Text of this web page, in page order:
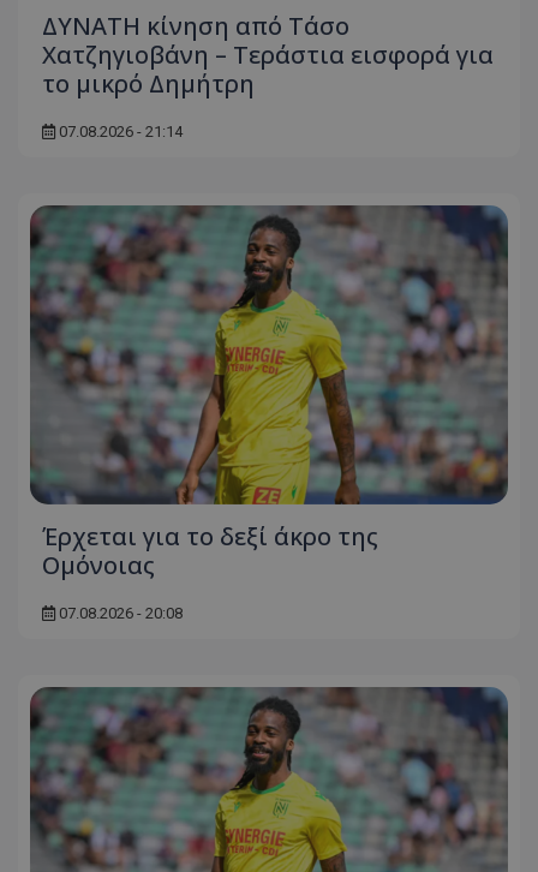
ΔΥΝΑΤΗ κίνηση από Τάσο
Χατζηγιοβάνη – Τεράστια εισφορά για
το μικρό Δημήτρη
07.08.2026 - 21:14
Έρχεται για το δεξί άκρο της
Ομόνοιας
07.08.2026 - 20:08